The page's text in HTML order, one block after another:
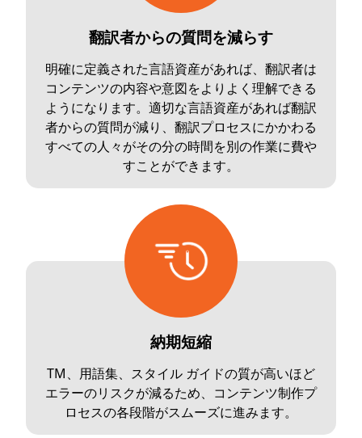
翻訳者からの質問を減らす
明確に定義された言語資産があれば、翻訳者は
コンテンツの内容や意図をよりよく理解できる
ようになります。適切な言語資産があれば翻訳
者からの質問が減り、翻訳プロセスにかかわる
すべての人々がその分の時間を別の作業に費や
すことができます。
納期短縮
TM、用語集、スタイル ガイドの質が高いほど
エラーのリスクが減るため、コンテンツ制作プ
ロセスの各段階がスムーズに進みます。